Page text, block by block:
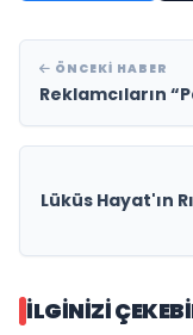
ÖNCEKI HABER
Lüküs Hayat'ın
İLGINIZI